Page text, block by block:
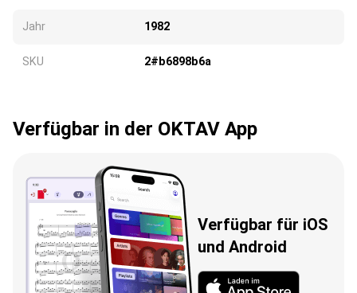
Jahr 1982
SKU 2#b6898b6a
Verfügbar in der OKTAV App
Verfügbar für iOS
und Android